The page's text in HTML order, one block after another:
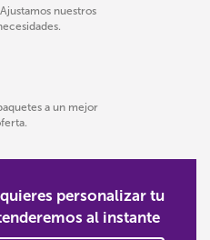
nuestros
a un mejor
personalizar tu
al instante